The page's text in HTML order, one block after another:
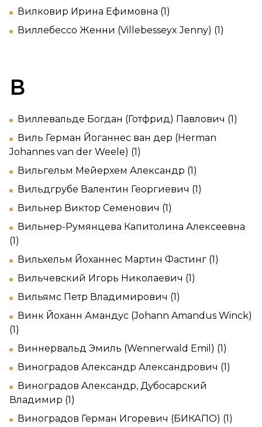
Вилковир Ирина Ефимовна (1)
Виллебессо Женни (Villebesseyx Jenny) (1)
В
Виллевальде Богдан (Готфрид) Павлович (1)
Виль Герман Йоганнес ван дер (Herman
Johannes van der Weele) (1)
Вильгельм Мейерхем Александр (1)
Вильдгрубе Валентин Георгиевич (1)
Вильнер Виктор Семенович (1)
Вильнер-Румянцева Капитолина Алексеевна
(1)
Вильхельм Йоханнес Мартин Фастинг (1)
Вильчевский Игорь Николаевич (1)
Вильямс Петр Владимирович (1)
Винк Йоханн Амандус (Johann Amandus Winck)
(1)
Виннервальд Эмиль (Wennerwald Emil) (1)
Виноградов Александр Александрович (1)
Виноградов Александр, Дубосарский
Владимир (1)
Виноградов Герман Игоревич (БИКАПО) (1)